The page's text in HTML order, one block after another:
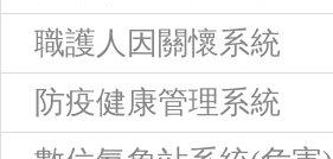
職護人因關懷系統
防疫健康管理系統